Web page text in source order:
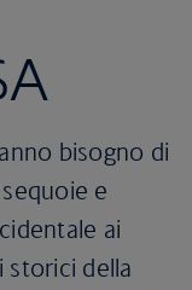
bisogno di
e
ai
storici della